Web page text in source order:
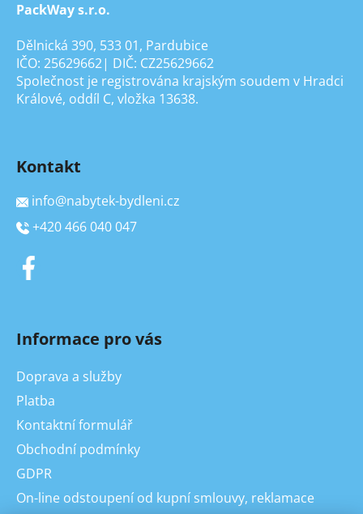
PackWay s.r.o.
Dělnická 390, 533 01, Pardubice
IČO: 25629662| DIČ: CZ25629662
Společnost je registrována krajským soudem v Hradci
Králové, oddíl C, vložka 13638.
Kontakt
info@nabytek-bydleni.cz
+420 466 040 047
Informace pro vás
Doprava a služby
Platba
Kontaktní formulář
Obchodní podmínky
GDPR
On-line odstoupení od kupní smlouvy, reklamace